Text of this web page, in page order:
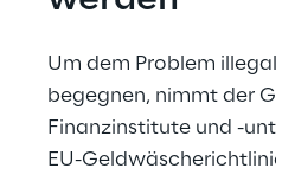
Um dem Problem
begegnen, nimmt der
Finanzinstitute und -
EU-